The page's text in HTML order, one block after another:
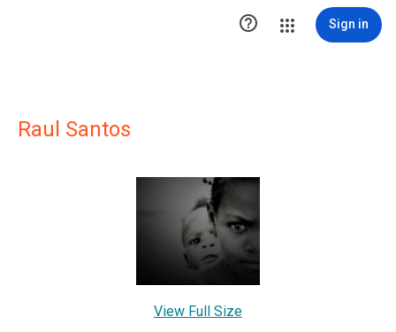
 Sign in
Raul Santos
View Full Size